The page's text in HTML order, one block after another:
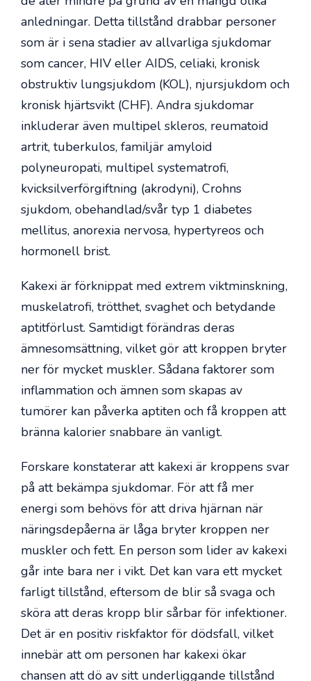
anledningar. Detta tillstånd drabbar personer
som är i sena stadier av allvarliga sjukdomar
som cancer, HIV eller AIDS, celiaki, kronisk
obstruktiv lungsjukdom (KOL), njursjukdom och
kronisk hjärtsvikt (CHF). Andra sjukdomar
inkluderar även multipel skleros, reumatoid
artrit, tuberkulos, familjär amyloid
polyneuropati, multipel systematrofi,
kvicksilverförgiftning (akrodyni), Crohns
sjukdom, obehandlad/svår typ 1 diabetes
mellitus, anorexia nervosa, hypertyreos och
hormonell brist.
Kakexi är förknippat med extrem viktminskning,
muskelatrofi, trötthet, svaghet och betydande
aptitförlust. Samtidigt förändras deras
ämnesomsättning, vilket gör att kroppen bryter
ner för mycket muskler. Sådana faktorer som
inflammation och ämnen som skapas av
tumörer kan påverka aptiten och få kroppen att
bränna kalorier snabbare än vanligt.
Forskare konstaterar att kakexi är kroppens svar
på att bekämpa sjukdomar. För att få mer
energi som behövs för att driva hjärnan när
näringsdepåerna är låga bryter kroppen ner
muskler och fett. En person som lider av kakexi
går inte bara ner i vikt. Det kan vara ett mycket
farligt tillstånd, eftersom de blir så svaga och
sköra att deras kropp blir sårbar för infektioner.
Det är en positiv riskfaktor för dödsfall, vilket
innebär att om personen har kakexi ökar
chansen att dö av sitt underliggande tillstånd